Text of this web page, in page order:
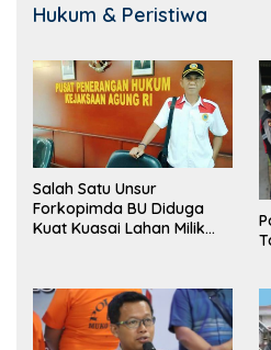
Hukum & Peristiwa
Salah Satu Unsur
Forkopimda BU Diduga
Kuat Kuasai Lahan Milik